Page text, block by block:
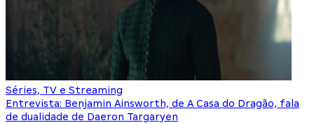
Séries, TV e Streaming
Entrevista: Benjamin Ainsworth, de A Casa do Dragão, fala
de dualidade de Daeron Targaryen